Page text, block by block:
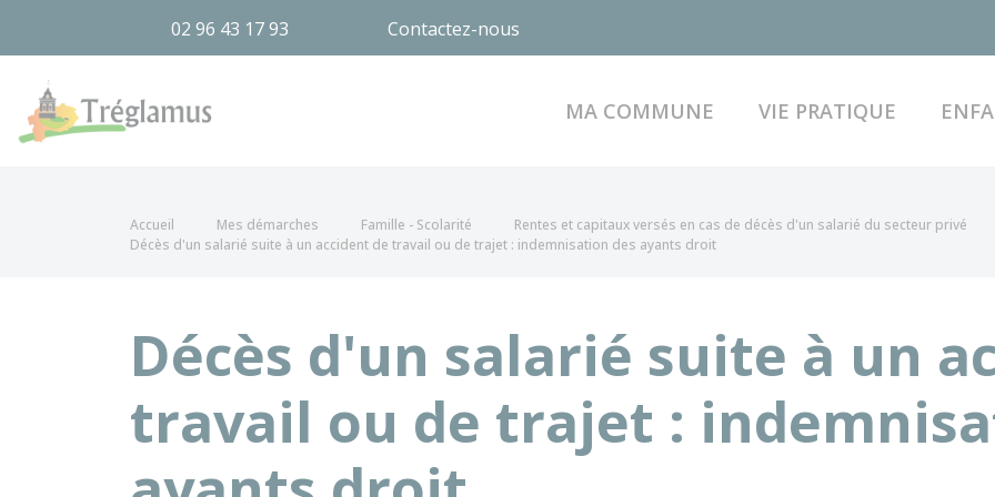
02 96 43 17 93 Contactez-nous
MA COMMUNE VIE PRATIQUE
Accueil Mes démarches Famille - Scolarité
Rentes et capitaux versés en cas de décès d'un salarié du secteur privé
Décès d'un salarié suite à un accident de travail ou de trajet : indemnisation des ayants droit
Décès d'un salarié suite à un
travail ou de trajet :